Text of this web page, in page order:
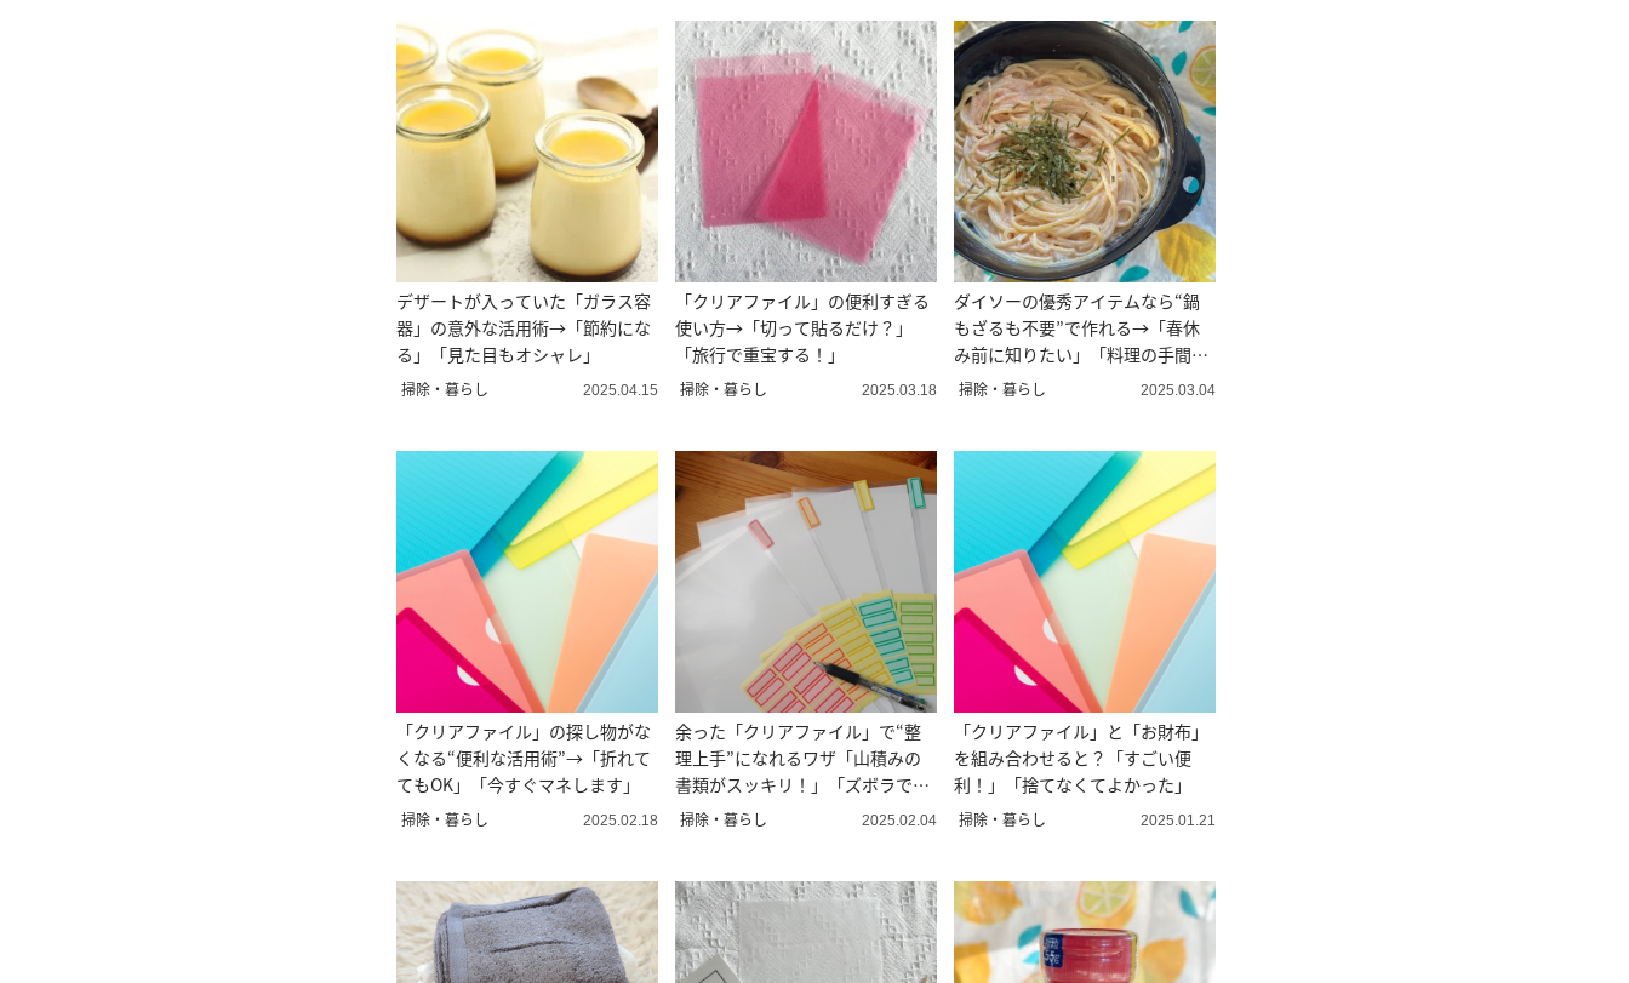
デザートが入っていた「ガラス容
器」の意外な活用術→「節約にな
る」「見た目もオシャレ」
掃除・暮らし 2025.04.15
「クリアファイル」の便利すぎる
使い方→「切って貼るだけ？」
「旅行で重宝する！」
掃除・暮らし 2025.03.18
ダイソーの優秀アイテムなら“鍋
もざるも不要”で作れる→「春休
み前に知りたい」「料理の手間が
減る」
掃除・暮らし 2025.03.04
「クリアファイル」の探し物がな
くなる“便利な活用術”→「折れて
てもOK」「今すぐマネします」
掃除・暮らし 2025.02.18
余った「クリアファイル」で“整
理上手”になれるワザ「山積みの
書類がスッキリ！」「ズボラでも
できる」
掃除・暮らし 2025.02.04
「クリアファイル」と「お財布」
を組み合わせると？「すごい便
利！」「捨てなくてよかった」
掃除・暮らし 2025.01.21